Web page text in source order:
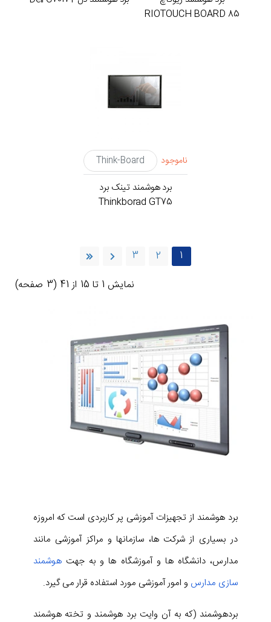
برد هوشمند از تجهیزات آموزشی پر کاربردی است که امروزه
در بسیاری از شرکت ها، سازمانها و مراکز آموزشی مانند
مدارس، دانشگاه ها و آموزشگاه ها و به جهتهوشمند
سازی مدارس و امور آموزشی مورد استفاده قرار می گیرد.
بردهوشمند (که به آن وایت برد هوشمند و تخته هوشمند
RIOTOUCH BOARD 85
ناموجود Think-Board
برد هوشمند تینک برد
Thinkborad GT75
1
2
3
نمايش 1 تا 15 از 41 (3 صفحه)